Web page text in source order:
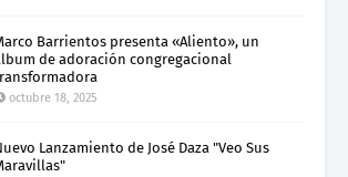
Barrientos presenta «Aliento», un
de adoración congregacional
octubre 18, 2025
Lanzamiento de José Daza "Veo Sus